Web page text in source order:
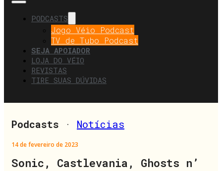
PODCASTS
Jogo Véio Podcast
TV de Tubo Podcast
SEJA APOIADOR
LOJA DO VÉIO
REVISTAS
TIRE SUAS DÚVIDAS
Podcasts · Notícias
14 de fevereiro de 2023
Sonic, Castlevania, Ghosts n’